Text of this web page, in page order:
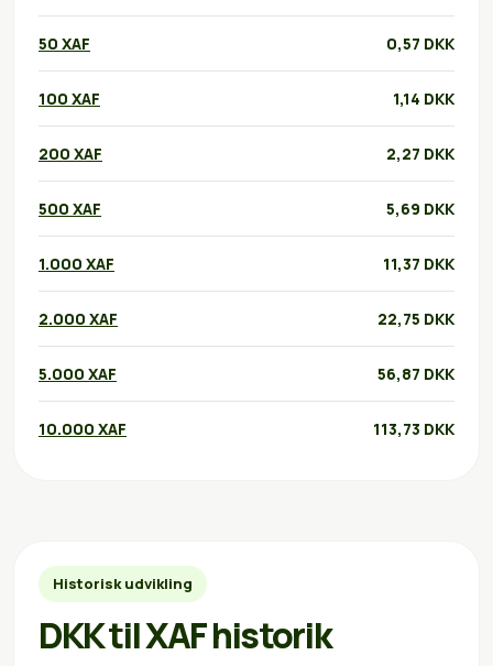
50 XAF 0,57 DKK
100 XAF 1,14 DKK
200 XAF 2,27 DKK
500 XAF 5,69 DKK
1.000 XAF 11,37 DKK
2.000 XAF 22,75 DKK
5.000 XAF 56,87 DKK
10.000 XAF 113,73 DKK
Historisk udvikling
DKK til XAF historik